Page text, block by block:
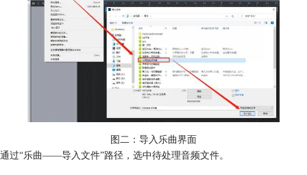
图二：导入乐曲界面
通过“乐曲——导入文件”路径，选中待处理音频文件。